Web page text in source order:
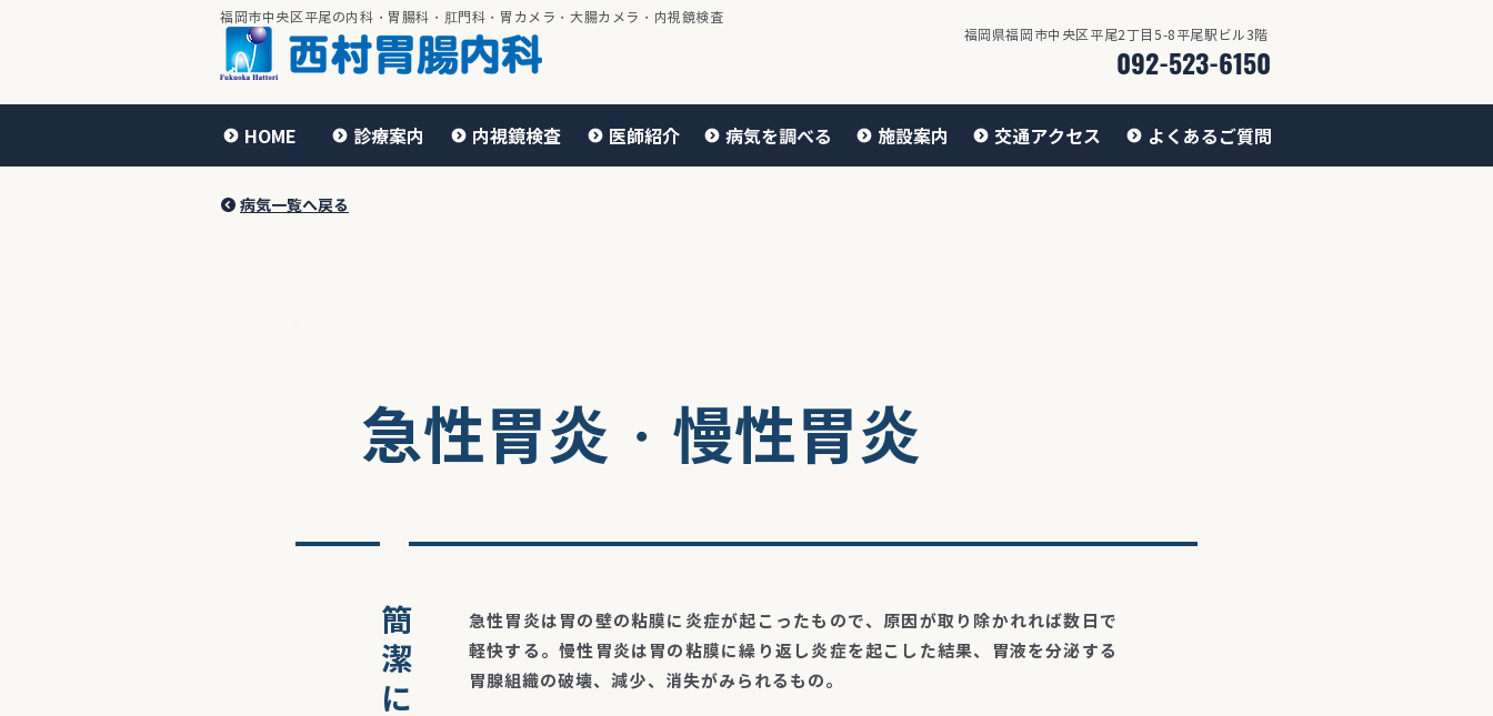
​福岡市中央区平尾の内科・胃腸科・肛門科・胃カメラ・大腸カメラ・内視鏡検査
福岡県福岡市中央区平尾2丁目5-8平尾駅ビル3階
092-523-6150
HOME 診療案内 内視鏡検査 医師紹介 病気を調べる 施設案内 交通アクセス よくあるご質問
病気一覧へ戻る
簡潔に
急性胃炎は胃の壁の粘膜に炎症が起こったもので、原因が取り除かれれば数日で
軽快する。慢性胃炎は胃の粘膜に繰り返し炎症を起こした結果、胃液を分泌する
胃腺組織の破壊、減少、消失がみられるもの。
急性胃炎・慢性胃炎